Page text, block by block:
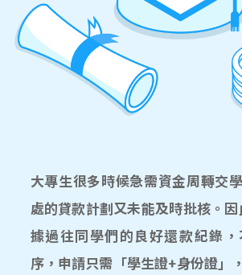
大專生很多時候急需資金周轉交
處的貸款計劃又未能及時批核。
據過往同學們的良好還款紀錄
序，申請只需「學生證+身份證」